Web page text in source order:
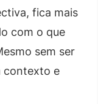
fica mais
com o que
sem ser
contexto e